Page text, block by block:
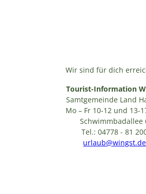
Wir sind für dich
Tourist-Information
Samtgemeinde Land
Mo – Fr 10-12 und 13-
Schwimmbadallee
Tel.: 04778 - 81
urlaub@wingst.de